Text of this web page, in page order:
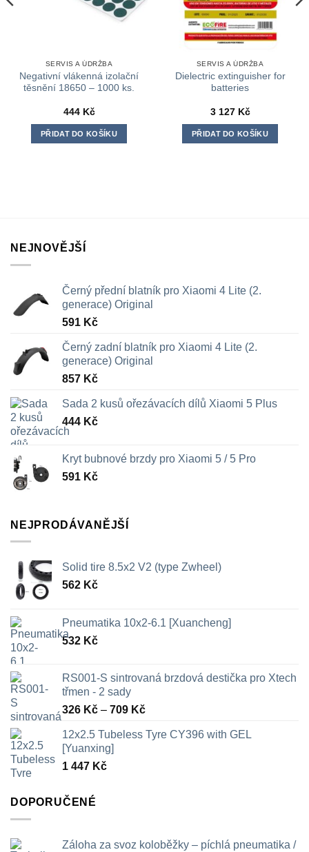
SERVIS A ÚDRŽBA
Negativní vlákenná izolační
těsnění 18650 – 1000 ks.
444 Kč
PŘIDAT DO KOŠÍKU
SERVIS A ÚDRŽBA
Dielectric extinguisher for
batteries
3 127 Kč
PŘIDAT DO KOŠÍKU
NEJNOVĚJŠÍ
Černý přední blatník pro Xiaomi 4 Lite (2.
generace) Original
591 Kč
Černý zadní blatník pro Xiaomi 4 Lite (2.
generace) Original
857 Kč
Sada 2 kusů ořezávacích dílů Xiaomi 5 Plus
444 Kč
Kryt bubnové brzdy pro Xiaomi 5 / 5 Pro
591 Kč
NEJPRODÁVANĚJŠÍ
Solid tire 8.5x2 V2 (type Zwheel)
562 Kč
Pneumatika 10x2-6.1 [Xuancheng]
532 Kč
RS001-S sintrovaná brzdová destička pro Xtech
třmen - 2 sady
326 Kč – 709 KčRozpětí
326 Kč
12x2.5 Tubeless Tyre CY396 with GEL
[Yuanxing]
1 447 Kč
DOPORUČENÉ
Záloha za svoz koloběžky – píchlá pneumatika /